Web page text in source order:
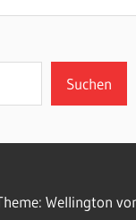
Suchen
Wellington